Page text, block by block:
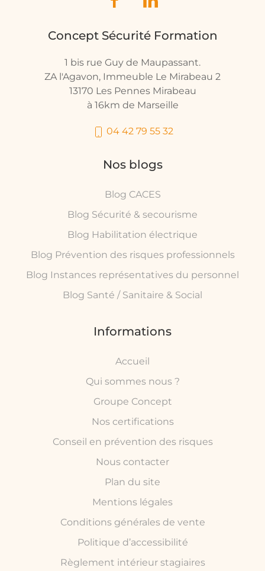
Concept Sécurité Formation
1 bis rue Guy de Maupassant.
ZA l'Agavon, Immeuble Le Mirabeau 2
13170 Les Pennes Mirabeau
à 16km de Marseille
04 42 79 55 32
Nos blogs
Blog CACES
Blog Sécurité & secourisme
Blog Habilitation électrique
Blog Prévention des risques professionnels
Blog Instances représentatives du personnel
Blog Santé / Sanitaire & Social
Informations
Accueil
Qui sommes nous ?
Groupe Concept
Nos certifications
Conseil en prévention des risques
Nous contacter
Plan du site
Mentions légales
Conditions générales de vente
Politique d’accessibilité
Règlement intérieur stagiaires